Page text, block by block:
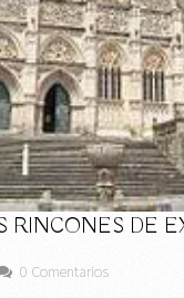
RINCONES DE
0 Comentarios